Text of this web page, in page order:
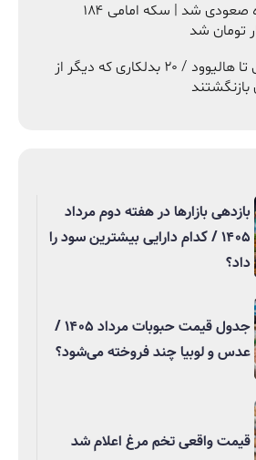
بازار طلا دوباره صعودی شد | سکه امامی ۱۸۴
از ارشا اقدسی تا هالیوود / ۲۰ بدلکاری که دیگر از
بازدهی بازارها در هفته دوم مرداد
۱۴۰۵ / کدام دارایی بیشترین سود را
داد؟
جدول قیمت حبوبات مرداد ۱۴۰۵ /
عدس و لوبیا چند فروخته می‌شود؟
قیمت واقعی تخم مرغ اعلام شد